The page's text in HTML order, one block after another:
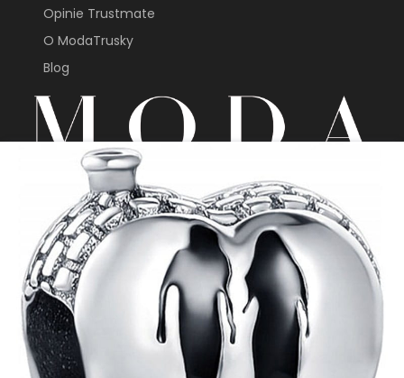
Opinie Trustmate
O ModaTrusky
Blog
sklep@modatrusky.pl
+48 691 603 313
Sklep internetowy Shoper Premium